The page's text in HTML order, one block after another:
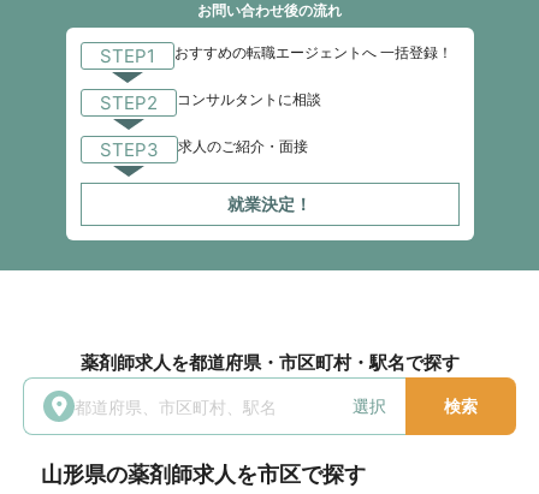
お問い合わせ後の流れ
STEP1 おすすめの転職エージェントへ 一括登録！
STEP2 コンサルタントに相談
STEP3 求人のご紹介・面接
就業決定！
薬剤師求人を都道府県・市区町村・駅名で探す
選択 検索
山形県の薬剤師求人を市区で探す